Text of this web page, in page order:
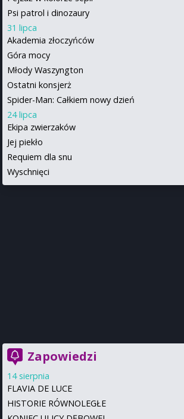
Psi patrol i dinozaury
31 lipca
Akademia złoczyńców
Góra mocy
Młody Waszyngton
Ostatni konsjerż
Spider-Man: Całkiem nowy dzień
24 lipca
Ekipa zwierzaków
Jej piekło
Requiem dla snu
Wyschnięci
Zapowiedzi
14 sierpnia
FLAVIA DE LUCE
HISTORIE RÓWNOLEGŁE